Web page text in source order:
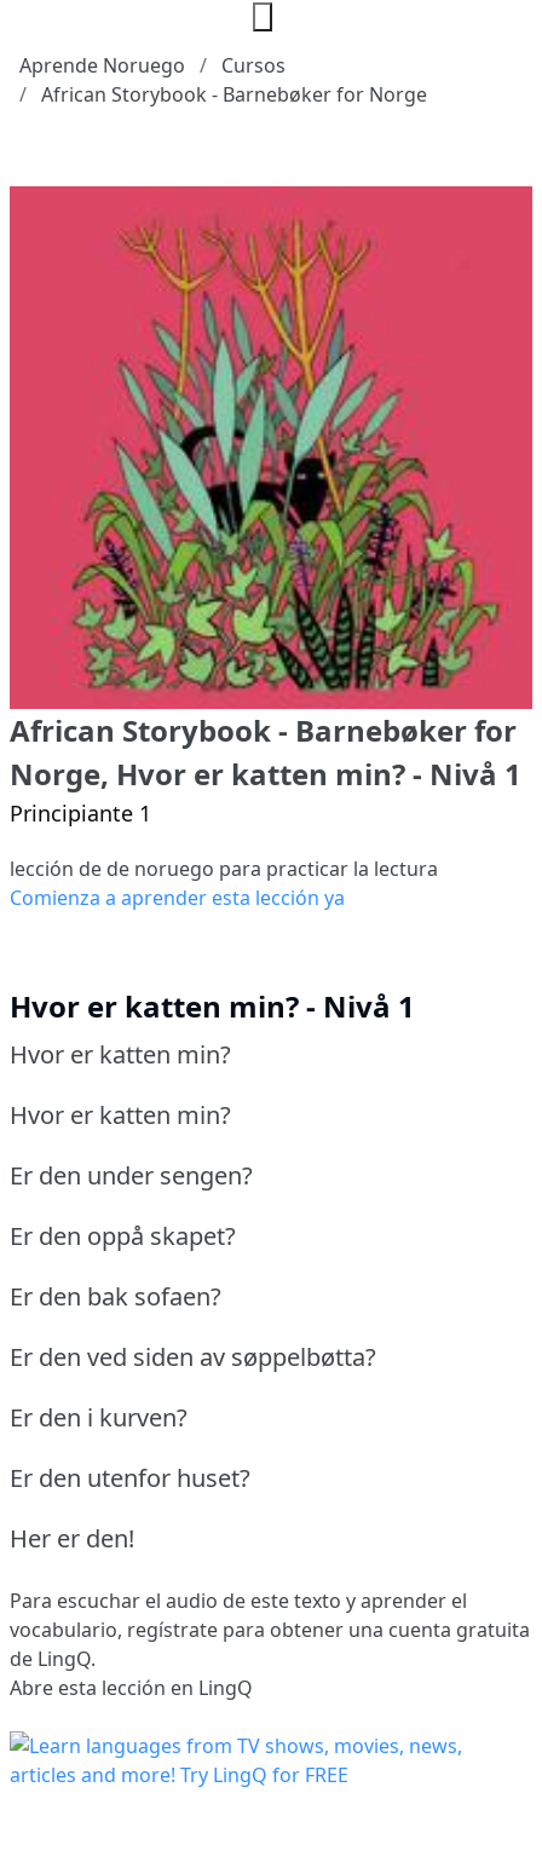
Aprende Noruego
Cursos
African Storybook - Barnebøker for Norge
African Storybook - Barnebøker for
Norge, Hvor er katten min? - Nivå 1
Principiante 1
lección de de noruego para practicar la lectura
Comienza a aprender esta lección ya
Hvor er katten min? - Nivå 1
Hvor er katten min?
Hvor er katten min?
Er den under sengen?
Er den oppå skapet?
Er den bak sofaen?
Er den ved siden av søppelbøtta?
Er den i kurven?
Er den utenfor huset?
Her er den!
Para escuchar el audio de este texto y aprender el
vocabulario, regístrate para obtener una cuenta gratuita
de LingQ.
Abre esta lección en LingQ